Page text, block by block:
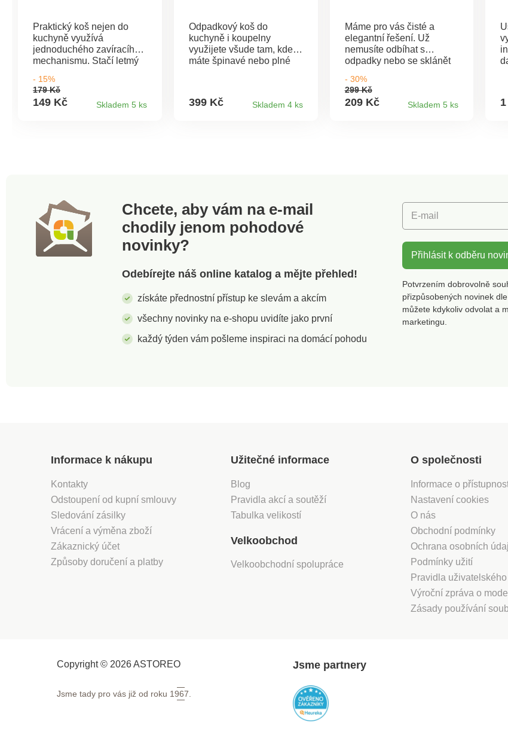
Praktický koš nejen do
kuchyně využívá
jednoduchého zavíracího
mechanismu. Stačí letmý
vhození odpadků do koše
neslyšně a samo
zavře.Odnímatelné víko
- 15%
179 Kč
149 Kč Skladem 5 ks
Odpadkový koš do
kuchyně i koupelny
využijete všude tam, kde
máte špinavé nebo plné
dotyku rukou. Velkou
450 mm
399 Kč Skladem 4 ks
Máme pro vás čisté a
elegantní řešení. Už
nemusíte odbíhat s
odpadky nebo se sklánět
Nyní už jen shrnete
přiloženou špachtlí odpad
do závěsného
cm. Hmotnost: 220
g. Závěsný odpadkový koš
WenkoČisté a elegantní
řešení kuchyňského
odpaduK zavěšení na
zásuvku nebo horní část
skříňkySoučástí balení je
- 30%
299 Kč
209 Kč Skladem 5 ks
Chcete, aby vám na e-mail
chodily jenom pohodové
novinky?
Odebírejte náš online katalog a mějte přehled!
získáte přednostní přístup ke slevám a akcím
všechny novinky na e-shopu uvidíte jako první
každý týden vám pošleme inspiraci na domácí pohodu
E-mail
Přihlásit k odběru
Potvrzením dobrovolně
přizpůsobených novinek
můžete kdykoliv odvolat a
marketingu.
Informace k nákupu
Kontakty
Odstoupení od kupní smlouvy
Sledování zásilky
Vrácení a výměna zboží
Zákaznický účet
Způsoby doručení a platby
Užitečné informace
Blog
Pravidla akcí a soutěží
Tabulka velikostí
Velkoobchod
Velkoobchodní spolupráce
O společnosti
Informace o
Nastavení cookies
O nás
Obchodní podmínky
Ochrana osobních
Podmínky užití
Pravidla
Výroční zpráva o
Zásady používání
Copyright © 2026 ASTOREO
Jsme tady pro vás již od roku 1967.
Jsme partnery